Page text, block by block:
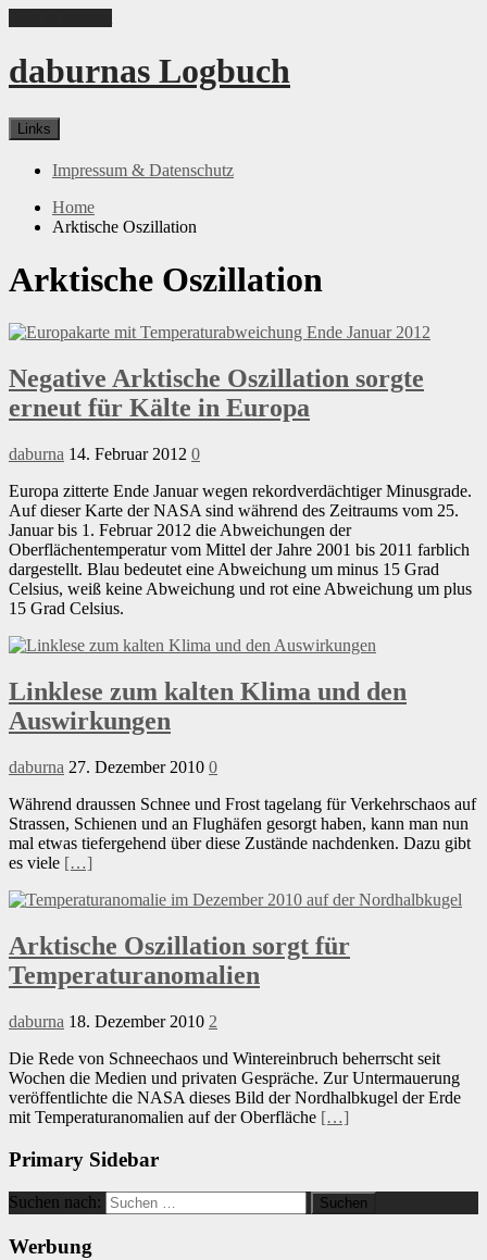
daburnas Logbuch
Links
Impressum & Datenschutz
Home
Arktische Oszillation
Arktische Oszillation
Negative Arktische Oszillation sorgte
erneut für Kälte in Europa
daburna 14. Februar 2012 0
Europa zitterte Ende Januar wegen rekordverdächtiger Minusgrade.
Auf dieser Karte der NASA sind während des Zeitraums vom 25.
Januar bis 1. Februar 2012 die Abweichungen der
Oberflächentemperatur vom Mittel der Jahre 2001 bis 2011 farblich
dargestellt. Blau bedeutet eine Abweichung um minus 15 Grad
Celsius, weiß keine Abweichung und rot eine Abweichung um plus
15 Grad Celsius.
Linklese zum kalten Klima und den
Auswirkungen
daburna 27. Dezember 2010 0
Während draussen Schnee und Frost tagelang für Verkehrschaos auf
Strassen, Schienen und an Flughäfen gesorgt haben, kann man nun
mal etwas tiefergehend über diese Zustände nachdenken. Dazu gibt
es viele […]
Arktische Oszillation sorgt für
Temperaturanomalien
daburna 18. Dezember 2010 2
Die Rede von Schneechaos und Wintereinbruch beherrscht seit
Wochen die Medien und privaten Gespräche. Zur Untermauerung
veröffentlichte die NASA dieses Bild der Nordhalbkugel der Erde
mit Temperaturanomalien auf der Oberfläche […]
Primary Sidebar
Suchen nach:
Werbung